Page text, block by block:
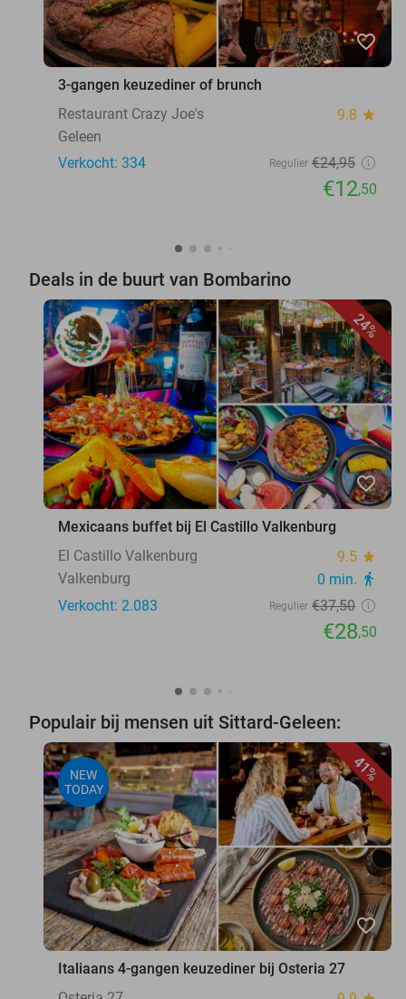
favorite_border
3-gangen keuzediner of brunch
Restaurant Crazy Joe's
9.8 star
Geleen
Verkocht: 334
Regulier €24,95
€12,50
Deals in de buurt van Bombarino
24%
favorite_border
Mexicaans buffet bij El Castillo Valkenburg
El Castillo Valkenburg
9.5 star
Valkenburg 0 min. directions_walk
Verkocht: 2.083 Regulier €37,50
€28,50
Populair bij mensen uit Sittard-Geleen:
41%
NEW
TODAY
favorite_border
Italiaans 4-gangen keuzediner bij Osteria 27